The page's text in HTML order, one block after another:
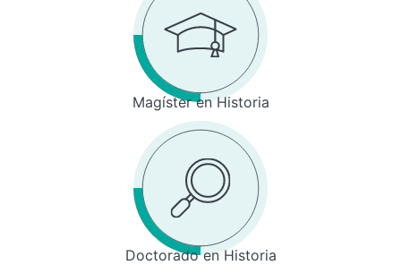
Magíster en Historia
Doctorado en Historia